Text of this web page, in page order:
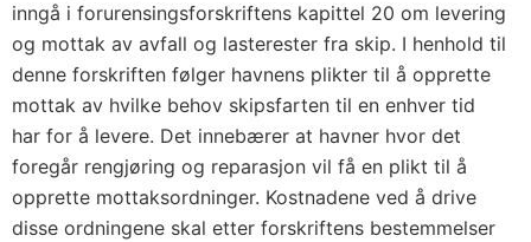
inngå i forurensingsforskriftens kapittel 20 om levering
og mottak av avfall og lasterester fra skip. I henhold til
denne forskriften følger havnens plikter til å opprette
mottak av hvilke behov skipsfarten til en enhver tid
har for å levere. Det innebærer at havner hvor det
foregår rengjøring og reparasjon vil få en plikt til å
opprette mottaksordninger. Kostnadene ved å drive
disse ordningene skal etter forskriftens bestemmelser